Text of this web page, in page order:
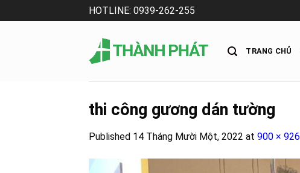
to
HOTLINE: 0939-262-255
TRANG CHỦ
thi công gương dán tường
Published 14 Tháng Mười Một, 2022 at 900 × 926